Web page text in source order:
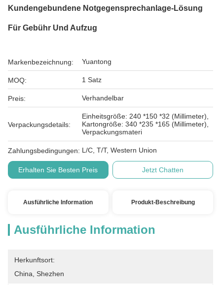
Kundengebundene Notgegensprechanlage-Lösung
Für Gebühr Und Aufzug
Markenbezeichnung: Yuantong
MOQ: 1 Satz
Preis: Verhandelbar
Verpackungsdetails:
Einheitsgröße: 240 *150 *32 (Millimeter),
Kartongröße: 340 *235 *165 (Millimeter),
Verpackungsmateri
Zahlungsbedingungen: L/C, T/T, Western Union
Erhalten Sie Besten Preis Jetzt Chatten
Ausführliche Information Produkt-Beschreibung
Ausführliche Information
Herkunftsort:
China, Shezhen